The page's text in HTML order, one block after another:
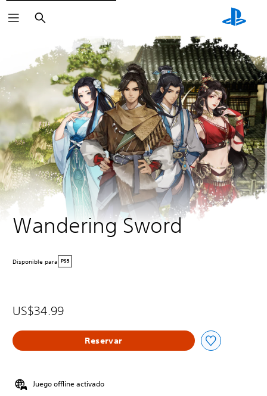
Buscar
Wandering Sword
Disponible para PS5
US$34.99
Reservar
Juego offline activado